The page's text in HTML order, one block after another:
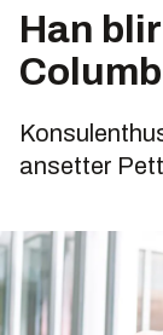
Han
ansetter